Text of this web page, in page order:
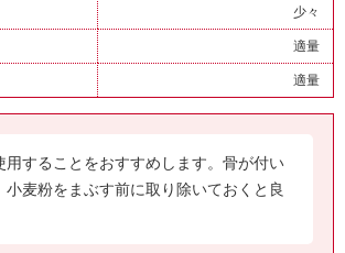
少々
適量
適量
用することをおすすめします。骨が付い
小麦粉をまぶす前に取り除いておくと良